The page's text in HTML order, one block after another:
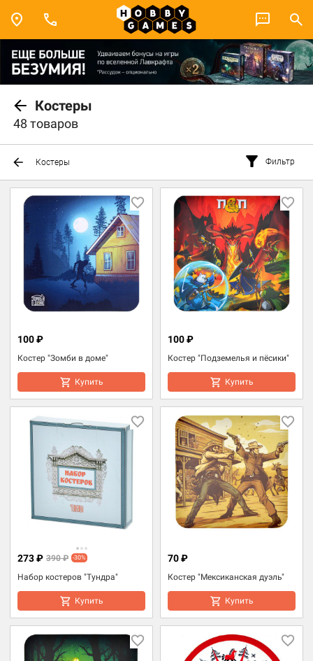
Костеры
48 товаров
Костеры Фильтр
Костер "Зомби в доме"
100 ₽
Купить
Костер "Подземелья и пёсики"
100 ₽
Купить
Набор костеров "Тундра"
273 ₽ 390 ₽ -30%
Купить
Костер "Мексиканская дуэль"
70 ₽
Купить